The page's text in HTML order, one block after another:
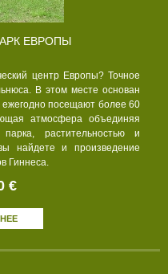
ЕВРОПЫ
центр Европы? Точное
В этом месте основан
посещают более 60
атмосфера объединяя
растительностью и
найдете и произведение
Гиннеса.
€